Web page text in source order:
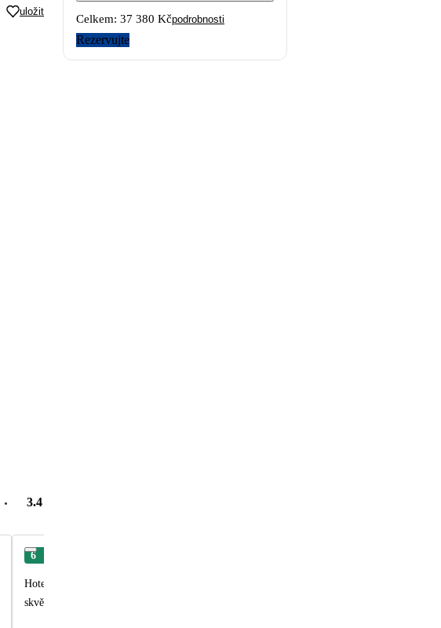
uložit
3.4
6
Hotel krásný rozlehlý. Hodně bazénu. Pokoje krásné nové. Plaz super. Potápění z mola.
skvělá holka. Doporučuji
Celkem: 37 380 Kčpodrobnosti
Rezervujte